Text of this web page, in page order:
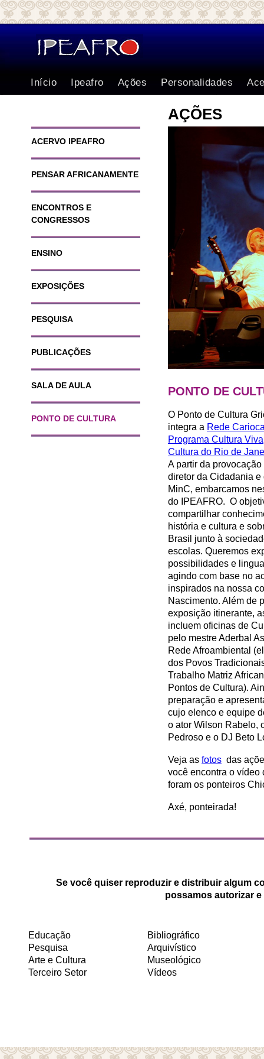
Início Ipeafro Ações Personalidades
AÇÕES
ACERVO IPEAFRO
PENSAR AFRICANAMENTE
ENCONTROS E
CONGRESSOS
ENSINO
EXPOSIÇÕES
PESQUISA
PUBLICAÇÕES
SALA DE AULA
PONTO DE CULTURA
PONTO DE
O Ponto de Cultura
integra a Rede
Programa Cultura
Cultura do Rio de
A partir da
diretor da Cidadania
MinC, embarcamos
do IPEAFRO. O
compartilhar
história e cultura e
Brasil junto à
escolas. Queremos
possibilidades e
agindo com base no
inspirados na nossa
Nascimento. Além de
exposição itinerante,
incluem oficinas de
pelo mestre Aderbal
Rede Afroambiental
dos Povos
Trabalho Matriz
Pontos de Cultura).
preparação e
cujo elenco e equipe
o ator Wilson Rabelo,
Pedroso e o DJ Beto
Veja as fotos das
você encontra o vídeo
foram os ponteiros
Axé, ponteirada!
Se você quiser reproduzir e distribuir algum
possamos autorizar
Educação
Pesquisa
Arte e Cultura
Terceiro Setor
Bibliográfico
Arquivístico
Museológico
Vídeos